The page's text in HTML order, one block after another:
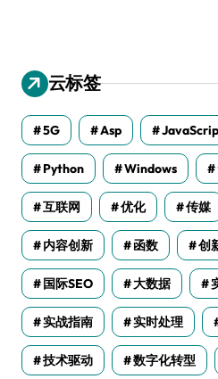
云标签
5G Asp
Python Windows
互联网 优化 传媒
内容创新 函数 创
国际SEO 大数据
实战指南 实时处理
技术驱动 数字化转型